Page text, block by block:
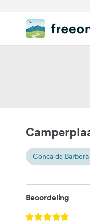
Conca de Barberà
Beoordeling